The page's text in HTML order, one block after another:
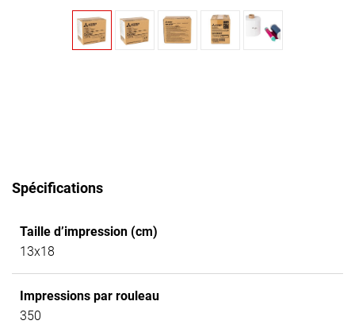
Spécifications
Taille d’impression (cm)
13x18
Impressions par rouleau
350